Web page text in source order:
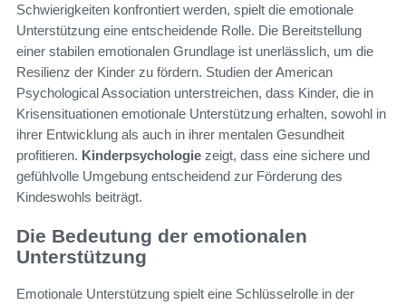
Schwierigkeiten konfrontiert werden, spielt die emotionale
Unterstützung eine entscheidende Rolle. Die Bereitstellung
einer stabilen emotionalen Grundlage ist unerlässlich, um die
Resilienz der Kinder zu fördern. Studien der American
Psychological Association unterstreichen, dass Kinder, die in
Krisensituationen emotionale Unterstützung erhalten, sowohl in
ihrer Entwicklung als auch in ihrer mentalen Gesundheit
profitieren. Kinderpsychologie zeigt, dass eine sichere und
gefühlvolle Umgebung entscheidend zur Förderung des
Kindeswohls beiträgt.
Die Bedeutung der emotionalen
Unterstützung
Emotionale Unterstützung spielt eine Schlüsselrolle in der